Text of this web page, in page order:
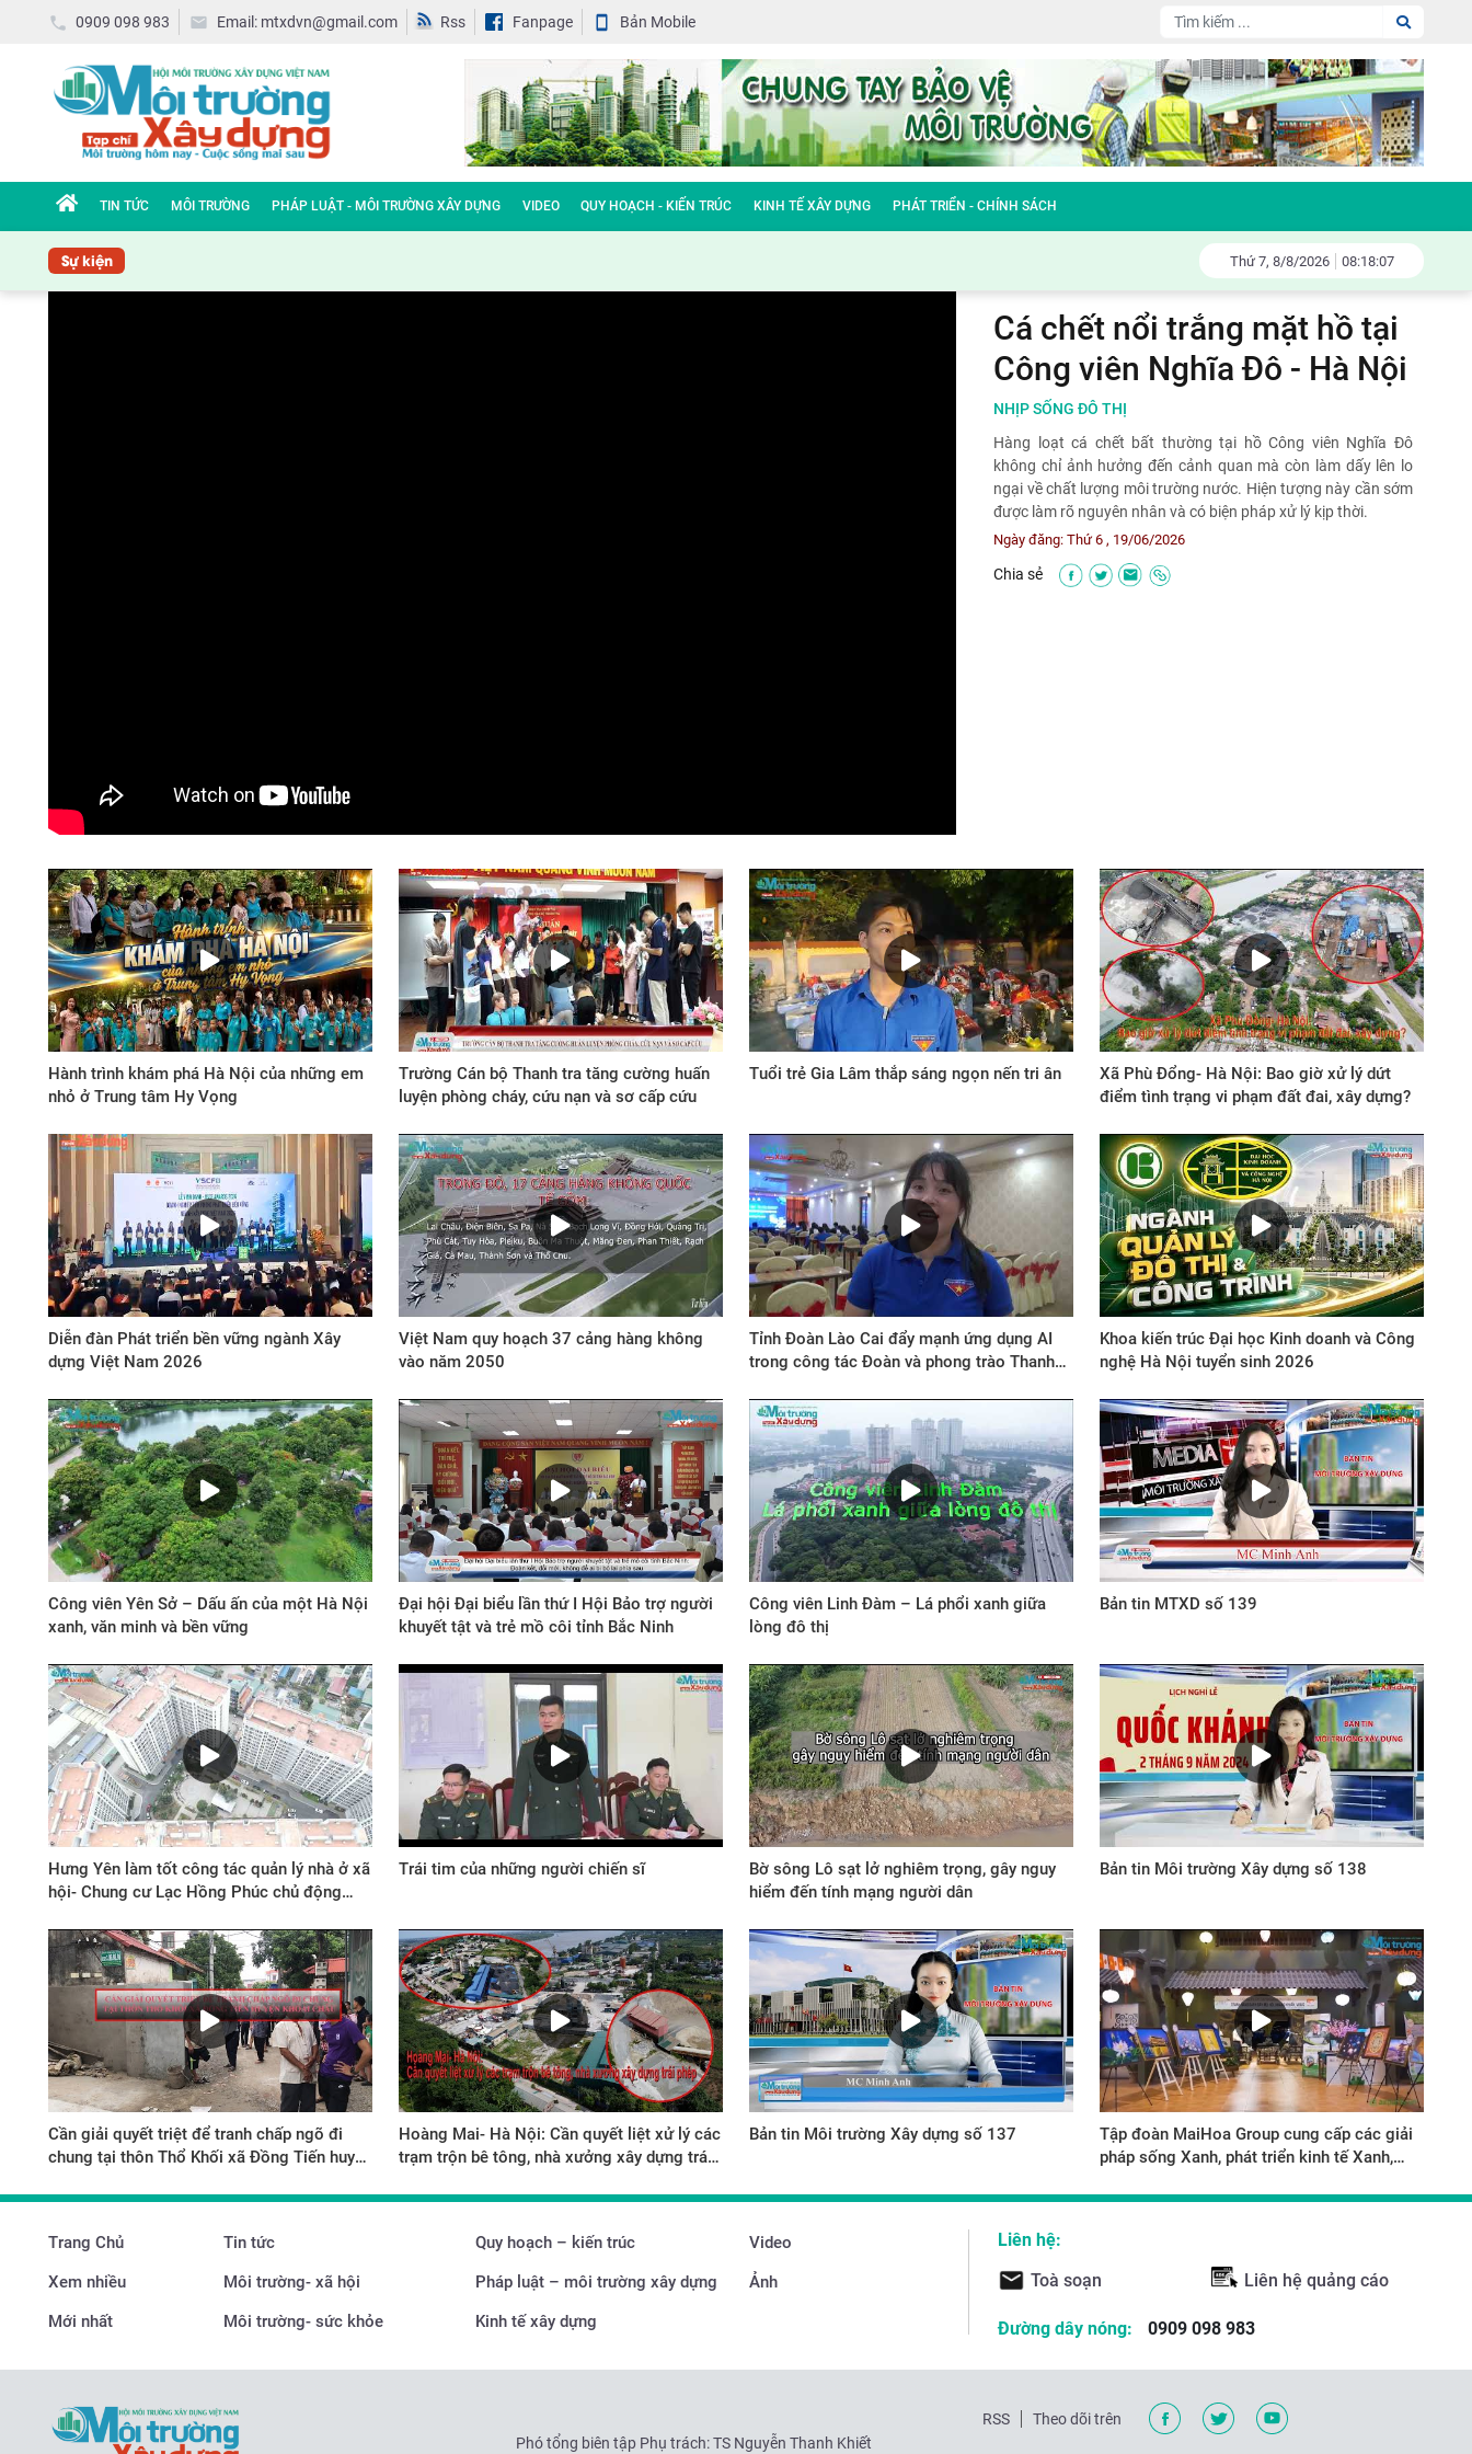
0909 098 983 Email: mtxdvn@gmail.com Rss Fanpage Bản Mobile
TIN TỨC MÔI TRƯỜNG PHÁP LUẬT - MÔI TRƯỜNG XÂY DỰNG VIDEO QUY HOẠCH - KIẾN TRÚC KINH TẾ XÂY DỰNG PHÁT TRIỂN - CHÍNH SÁCH
Sự kiện Thứ 7, 8/8/2026 08:18:07
Cá chết nổi trắng mặt hồ tại
Công viên Nghĩa Đô - Hà Nội
NHỊP SỐNG ĐÔ THỊ
Hàng loạt cá chết bất thường tại hồ Công viên Nghĩa Đô
không chỉ ảnh hưởng đến cảnh quan mà còn làm dấy lên lo
ngại về chất lượng môi trường nước. Hiện tượng này cần sớm
được làm rõ nguyên nhân và có biện pháp xử lý kịp thời.
Ngày đăng: Thứ 6 , 19/06/2026
Chia sẻ
Hành trình khám phá Hà Nội của những em
nhỏ ở Trung tâm Hy Vọng
Trường Cán bộ Thanh tra tăng cường huấn
luyện phòng cháy, cứu nạn và sơ cấp cứu
Tuổi trẻ Gia Lâm thắp sáng ngọn nến tri ân
Xã Phù Đổng- Hà Nội: Bao giờ xử lý dứt
điểm tình trạng vi phạm đất đai, xây dựng?
Diễn đàn Phát triển bền vững ngành Xây
dựng Việt Nam 2026
Việt Nam quy hoạch 37 cảng hàng không
vào năm 2050
Tỉnh Đoàn Lào Cai đẩy mạnh ứng dụng AI
trong công tác Đoàn và phong trào Thanh
Khoa kiến trúc Đại học Kinh doanh và Công
nghệ Hà Nội tuyển sinh 2026
Công viên Yên Sở – Dấu ấn của một Hà Nội
xanh, văn minh và bền vững
Đại hội Đại biểu lần thứ I Hội Bảo trợ người
khuyết tật và trẻ mồ côi tỉnh Bắc Ninh
Công viên Linh Đàm – Lá phổi xanh giữa
lòng đô thị
Bản tin MTXD số 139
Hưng Yên làm tốt công tác quản lý nhà ở xã
hội- Chung cư Lạc Hồng Phúc chủ động
Trái tim của những người chiến sĩ
Bờ sông Lô sạt lở nghiêm trọng, gây nguy
hiểm đến tính mạng người dân
Bản tin Môi trường Xây dựng số 138
Cần giải quyết triệt để tranh chấp ngõ đi
chung tại thôn Thổ Khối xã Đồng Tiến huyện
Hoàng Mai- Hà Nội: Cần quyết liệt xử lý các
trạm trộn bê tông, nhà xưởng xây dựng trái
Bản tin Môi trường Xây dựng số 137
Tập đoàn MaiHoa Group cung cấp các giải
pháp sống Xanh, phát triển kinh tế Xanh,
Trang Chủ
Xem nhiều
Mới nhất
Tin tức
Môi trường- xã hội
Môi trường- sức khỏe
Quy hoạch – kiến trúc
Pháp luật – môi trường xây dựng
Kinh tế xây dựng
Video
Ảnh
Liên hệ:
Toà soạn
Liên hệ quảng cáo
Đường dây nóng: 0909 098 983
Phó tổng biên tập Phụ trách: TS Nguyễn Thanh Khiết
RSS Theo dõi trên